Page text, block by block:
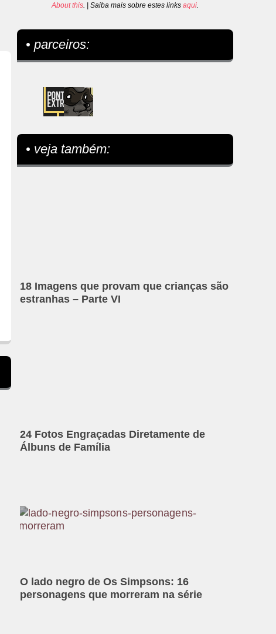
About this. | Saiba mais sobre estes linksaqui.
• parceiros:
• veja também:
18 Imagens que provam que crianças são
estranhas – Parte VI
24 Fotos Engraçadas Diretamente de
Álbuns de Família
O lado negro de Os Simpsons: 16
personagens que morreram na série